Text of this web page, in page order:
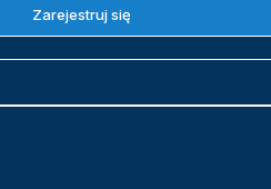
Zarejestruj się